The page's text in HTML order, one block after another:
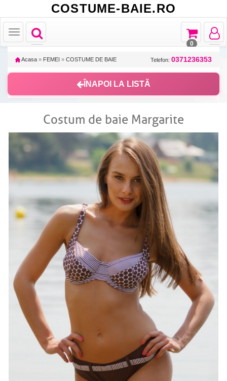
COSTUME-BAIE.RO
Toggle
navigation
Toggle
navigation
Toggle
Toggle
navigation
0
Acasa » FEMEI » COSTUME DE BAIE Telefon: 0371236353
ÎNAPOI LA LISTĂ
Costum de baie Margarite